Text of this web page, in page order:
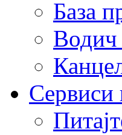
База
Водич
Сервиси